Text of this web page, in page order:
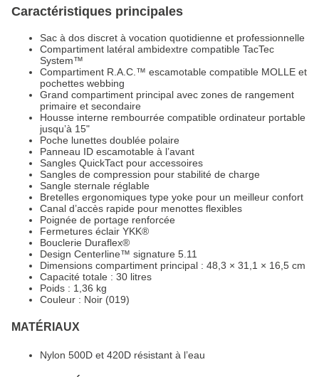
Caractéristiques principales
Sac à dos discret à vocation quotidienne et professionnelle
Compartiment latéral ambidextre compatible TacTec
System™
Compartiment R.A.C.™ escamotable compatible MOLLE et
pochettes webbing
Grand compartiment principal avec zones de rangement
primaire et secondaire
Housse interne rembourrée compatible ordinateur portable
jusqu’à 15"
Poche lunettes doublée polaire
Panneau ID escamotable à l’avant
Sangles QuickTact pour accessoires
Sangles de compression pour stabilité de charge
Sangle sternale réglable
Bretelles ergonomiques type yoke pour un meilleur confort
Canal d’accès rapide pour menottes flexibles
Poignée de portage renforcée
Fermetures éclair YKK®
Bouclerie Duraflex®
Design Centerline™ signature 5.11
Dimensions compartiment principal : 48,3 × 31,1 × 16,5 cm
Capacité totale : 30 litres
Poids : 1,36 kg
Couleur : Noir (019)
MATÉRIAUX
Nylon 500D et 420D résistant à l’eau